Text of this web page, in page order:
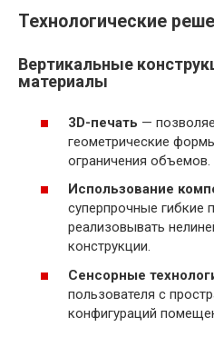
Технологические
Вертикальные
материалы
3D-печать —
геометрические
ограничения объемов.
Использование
суперпрочные гибкие
реализовывать
конструкции.
Сенсорные
пользователя с
конфигураций